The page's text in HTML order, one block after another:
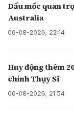
Dấu mốc quan
Australia
06-08-2026, 22:14
Huy động thêm
chính Thụy Sĩ
06-08-2026, 21:54